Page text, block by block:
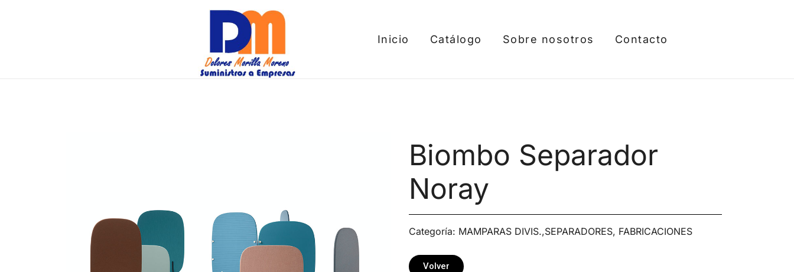
Inicio Catálogo Sobre nosotros Contacto
Biombo Separador
Noray
Categoría: MAMPARAS DIVIS.,SEPARADORES, FABRICACIONES
Volver